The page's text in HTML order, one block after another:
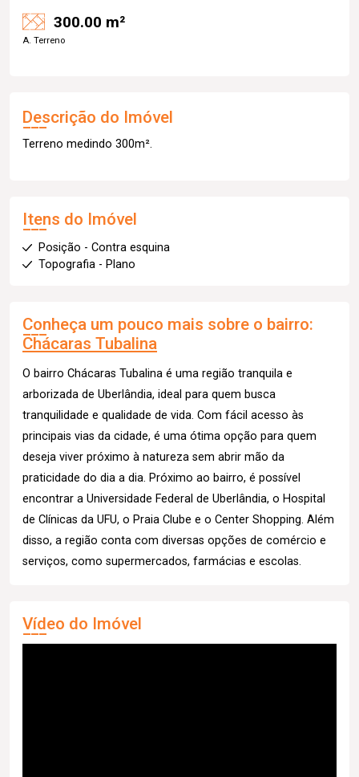
300.00 m²
A. Terreno
Descrição do Imóvel
Terreno medindo 300m².
Itens do Imóvel
Posição - Contra esquina
Topografia - Plano
Conheça um pouco mais sobre o bairro:
Chácaras Tubalina
O bairro Chácaras Tubalina é uma região tranquila e
arborizada de Uberlândia, ideal para quem busca
tranquilidade e qualidade de vida. Com fácil acesso às
principais vias da cidade, é uma ótima opção para quem
deseja viver próximo à natureza sem abrir mão da
praticidade do dia a dia. Próximo ao bairro, é possível
encontrar a Universidade Federal de Uberlândia, o Hospital
de Clínicas da UFU, o Praia Clube e o Center Shopping. Além
disso, a região conta com diversas opções de comércio e
serviços, como supermercados, farmácias e escolas.
Vídeo do Imóvel